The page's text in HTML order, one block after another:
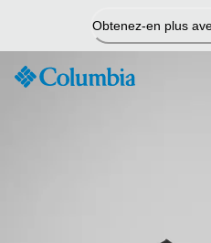
contenu
Obtenez-en plus